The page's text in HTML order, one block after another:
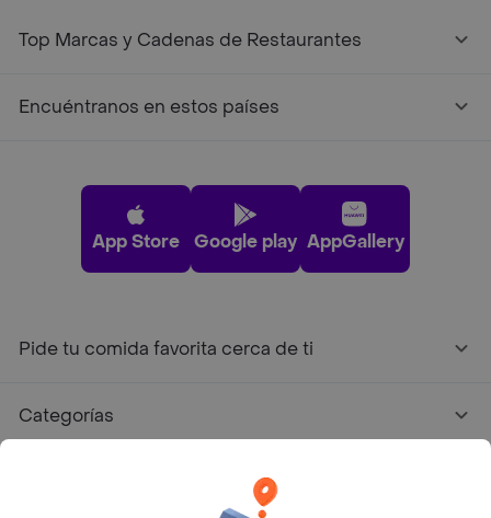
Top Marcas y Cadenas de Restaurantes
Encuéntranos en estos países
App Store Google play AppGallery
Pide tu comida favorita cerca de ti
Categorías